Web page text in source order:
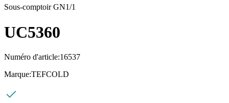
Sous-comptoir GN1/1
UC5360
Numéro d'article:16537
Marque:TEFCOLD